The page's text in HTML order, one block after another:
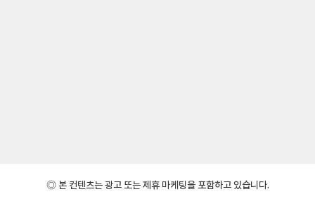
◎ 본 컨텐츠는 광고 또는 제휴 마케팅을 포함하고 있습니다.